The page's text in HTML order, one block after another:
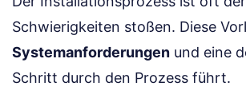
Schwierigkeiten stoßen. Diese
Systemanforderungen und eine
Schritt durch den Prozess führt.